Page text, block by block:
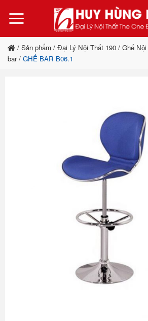
qua
dung
/ Sản phẩm / Đại Lý Nội Thất 190 / Ghế
bar/ GHẾ BAR B06.1